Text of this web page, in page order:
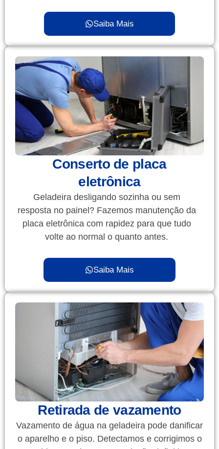
Saiba Mais
Conserto de placa
eletrônica
Geladeira desligando sozinha ou sem
resposta no painel? Fazemos manutenção da
placa eletrônica com rapidez para que tudo
volte ao normal o quanto antes.
Saiba Mais
Retirada de vazamento
Vazamento de água na geladeira pode danificar
o aparelho e o piso. Detectamos e corrigimos o